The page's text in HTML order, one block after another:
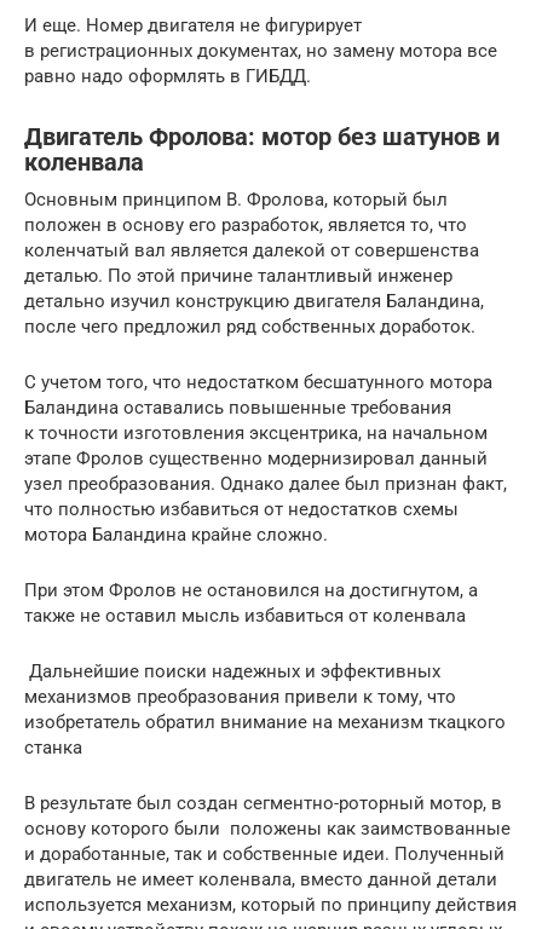
И еще. Номер двигателя не фигурирует
в регистрационных документах, но замену мотора все
равно надо оформлять в ГИБДД.
Двигатель Фролова: мотор без шатунов и
коленвала
Основным принципом В. Фролова, который был
положен в основу его разработок, является то, что
коленчатый вал является далекой от совершенства
деталью. По этой причине талантливый инженер
детально изучил конструкцию двигателя Баландина,
после чего предложил ряд собственных доработок.
С учетом того, что недостатком бесшатунного мотора
Баландина оставались повышенные требования
к точности изготовления эксцентрика, на начальном
этапе Фролов существенно модернизировал данный
узел преобразования. Однако далее был признан факт,
что полностью избавиться от недостатков схемы
мотора Баландина крайне сложно.
При этом Фролов не остановился на достигнутом, а
также не оставил мысль избавиться от коленвала
Дальнейшие поиски надежных и эффективных
механизмов преобразования привели к тому, что
изобретатель обратил внимание на механизм ткацкого
станка
В результате был создан сегментно-роторный мотор, в
основу которого были положены как заимствованные
и доработанные, так и собственные идеи. Полученный
двигатель не имеет коленвала, вместо данной детали
используется механизм, который по принципу действия